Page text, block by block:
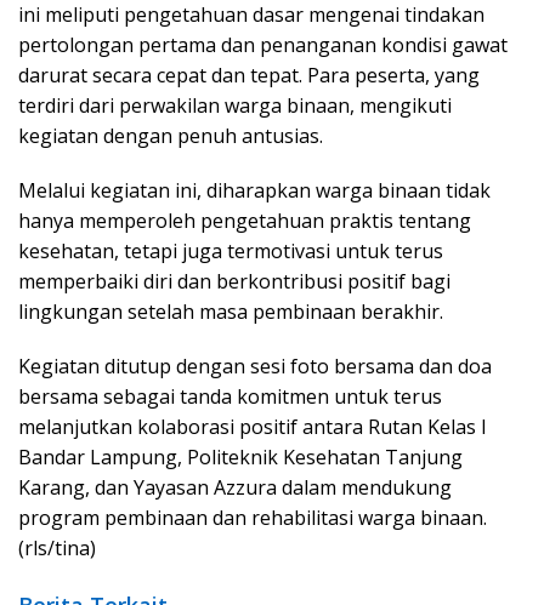
ini meliputi pengetahuan dasar mengenai tindakan
pertolongan pertama dan penanganan kondisi gawat
darurat secara cepat dan tepat. Para peserta, yang
terdiri dari perwakilan warga binaan, mengikuti
kegiatan dengan penuh antusias.
Melalui kegiatan ini, diharapkan warga binaan tidak
hanya memperoleh pengetahuan praktis tentang
kesehatan, tetapi juga termotivasi untuk terus
memperbaiki diri dan berkontribusi positif bagi
lingkungan setelah masa pembinaan berakhir.
Kegiatan ditutup dengan sesi foto bersama dan doa
bersama sebagai tanda komitmen untuk terus
melanjutkan kolaborasi positif antara Rutan Kelas I
Bandar Lampung, Politeknik Kesehatan Tanjung
Karang, dan Yayasan Azzura dalam mendukung
program pembinaan dan rehabilitasi warga binaan.
(rls/tina)